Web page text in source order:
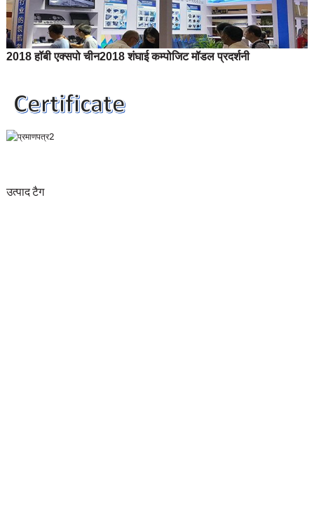
2018 हॉबी एक्सपो चीन2018 शंघाई कम्पोजिट मॉडल प्रदर्शनी
उत्पाद टैग